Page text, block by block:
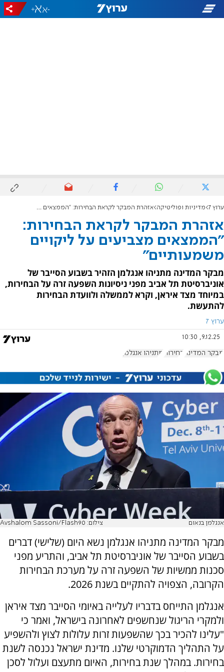
-
+
ערוץ 7 מדיניות ופוליטיקה אזהרת המבקר לקראת הבחירות: "הממצאים מצביעים על ליקויים משמעותיים"
אזהרת המבקר לקראת הבחירות:
"הממצאים מצביעים על ליקויים
משמעותיים"
מבקר המדינה מתניהו אנגלמן הזהיר בשבוע הסייבר של
אוניברסיטת תל אביב מפני ניסיונות השפעה זרה על הבחירות,
במיוחד מצד איראן, וקרא לממשלה ולוועדת הבחירות
להתעשת.
ערוץ 7
9.12.25, 10:30
מבקר המדינה בחירות מתניהו אנגלמן
אנגלמן בנאום צילום: Avshalom Sassoni/Flash90
מבקר המדינה מתניהו אנגלמן נשא היום (שלישי) דברים
בשבוע הסייבר של אוניברסיטת תל אביב, והתריע מפני
סכנות ממשיות של השפעה זרה על מערכת הבחירות
הקרובה, הצפויה להתקיים בשנת 2026.
אנגלמן התייחס בדבריו לעלייה באיומי הסייבר מצד איראן
ולמקרי הריגול שנחשפים לאחרונה בישראל, ואמר כי
"עלינו להכיר בכך שהשפעות זרות עלולות לצוץ ולהשפיע
על התהליך הדמוקרטי שלנו. מדינת ישראל נכנסה לשנת
בחירות. במהלך שנת בחירות, האיום מתעצם ועלול לסכן